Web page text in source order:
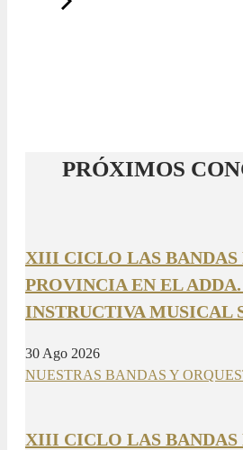
PRÓXIMOS
XIII CICLO LAS BANDAS
PROVINCIA EN EL
INSTRUCTIVA MUSICAL
30 Ago 2026
NUESTRAS BANDAS Y
XIII CICLO LAS BANDAS